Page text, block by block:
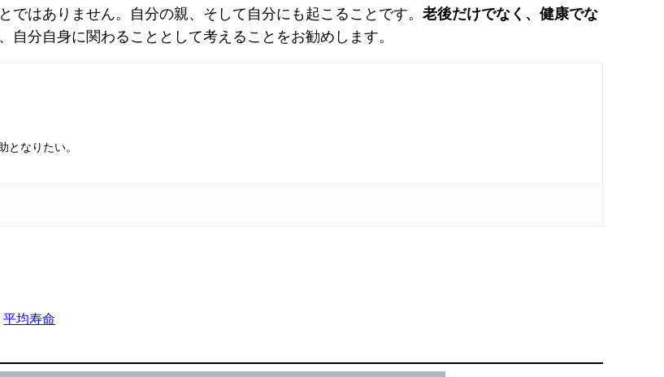
ではありません。自分の親、そして自分にも起こることです。老後だけでなく、健康でな
自分自身に関わることとして考えることをお勧めします。
となりたい。
平均寿命